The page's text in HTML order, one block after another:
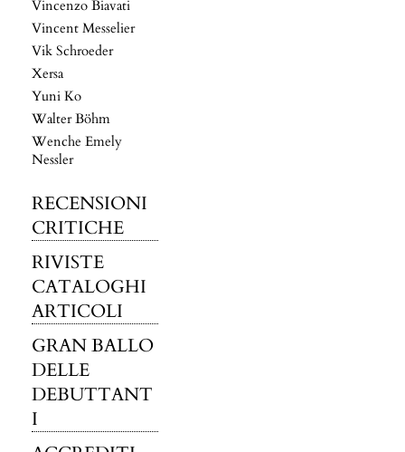
Vincenzo Biavati
Vincent Messelier
Vik Schroeder
Xersa
Yuni Ko
Walter Böhm
Wenche Emely
Nessler
RECENSIONI
CRITICHE
RIVISTE
CATALOGHI
ARTICOLI
GRAN BALLO
DELLE
DEBUTTANT
I